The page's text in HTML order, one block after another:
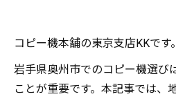
コピー機本舗の東京支店KKです。
岩手県奥州市でのコピー機選び
ことが重要です。本記事では、